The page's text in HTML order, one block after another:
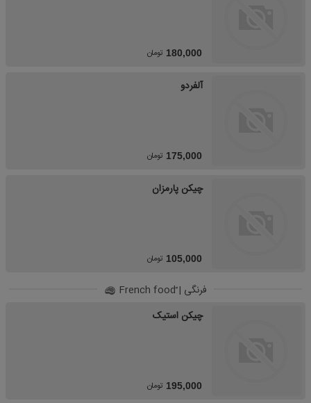
180,000 تومان
آلفردو
175,000 تومان
چیکن پارمزان
105,000 تومان
فرنگی | ّFrench food
چیکن استیک
195,000 تومان